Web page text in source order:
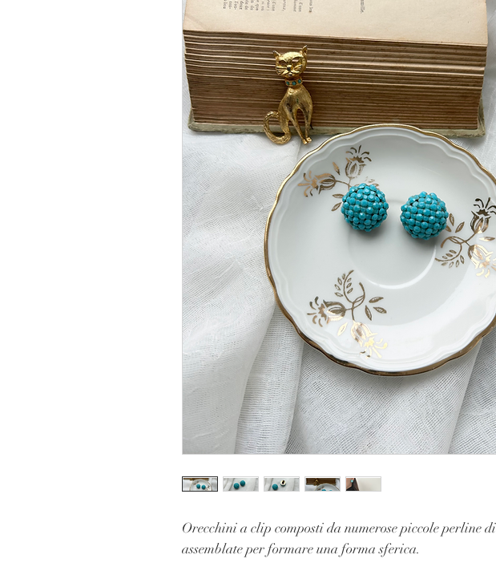
Orecchini a clip composti da numerose piccole perline
assemblate per formare una forma sferica.